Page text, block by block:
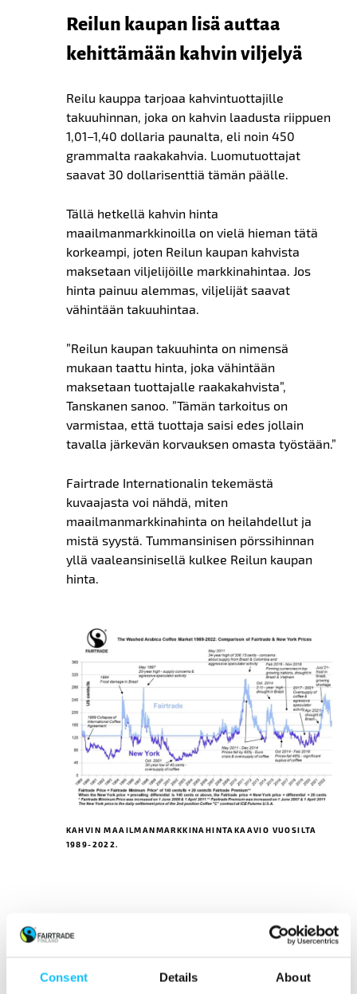
Consent Details About
Reilun kaupan lisä auttaa
kehittämään kahvin viljelyä
Reilu kauppa tarjoaa kahvintuottajille
takuuhinnan, joka on kahvin laadusta riippuen
1,01–1,40 dollaria paunalta, eli noin 450
grammalta raakakahvia. Luomutuottajat
saavat 30 dollarisenttiä tämän päälle.
Tällä hetkellä kahvin hinta
maailmanmarkkinoilla on vielä hieman tätä
korkeampi, joten Reilun kaupan kahvista
maksetaan viljelijöille markkinahintaa. Jos
hinta painuu alemmas, viljelijät saavat
vähintään takuuhintaa.
”Reilun kaupan takuuhinta on nimensä
mukaan taattu hinta, joka vähintään
maksetaan tuottajalle raakakahvista”,
Tanskanen sanoo. ”Tämän tarkoitus on
varmistaa, että tuottaja saisi edes jollain
tavalla järkevän korvauksen omasta työstään.”
Fairtrade Internationalin tekemästä
kuvaajasta voi nähdä, miten
maailmanmarkkinahinta on heilahdellut ja
mistä syystä. Tummansinisen pörssihinnan
yllä vaaleansinisellä kulkee Reilun kaupan
hinta.
KAHVIN MAAILMANMARKKINAHINTAKAAVIO VUOSILTA
1989-2022.
Reilun kaupan viljelijöille maksetaan myös 20
jonka tuottajaosuuskunnat käyttävät